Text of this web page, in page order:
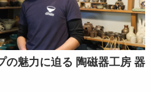
の魅力に迫る 陶磁器工房 器